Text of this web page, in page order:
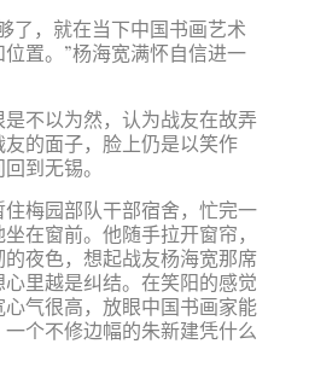
了，就在当下中国书画艺术
置。”杨海宽满怀自信进一
不以为然，认为战友在故弄
的面子，脸上仍是以笑作
到无锡。
梅园部队干部宿舍，忙完一
在窗前。他随手拉开窗帘，
夜色，想起战友杨海宽那席
里越是纠结。在笑阳的感觉
气很高，放眼中国书画家能
个不修边幅的朱新建凭什么